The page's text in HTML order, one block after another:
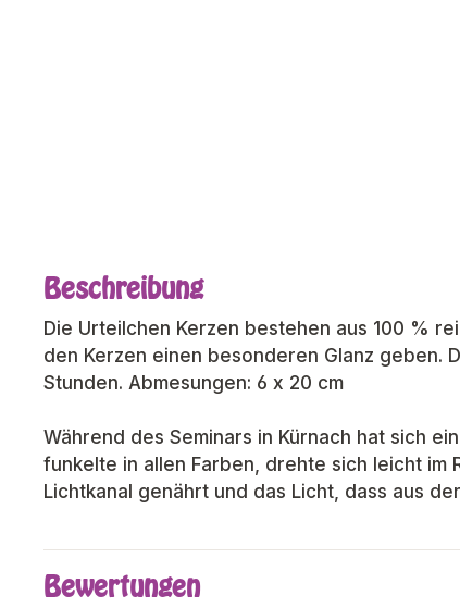
Beschreibung
Die Urteilchen Kerzen bestehen aus 100 %
den Kerzen einen besonderen Glanz geben.
Stunden. Abmesungen: 6 x 20 cm
Während des Seminars in Kürnach hat sich
funkelte in allen Farben, drehte sich leicht im
Lichtkanal genährt und das Licht, dass aus
Bewertungen